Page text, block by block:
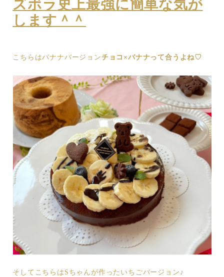
ズボラ史上最強に簡単な気が
します＾＾
こちらはバナナバージョンチョコ×バナナって合うよね♡
そしてこちらはSちゃんが作ったいちごバージョン♪